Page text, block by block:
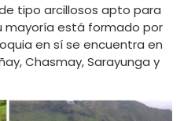
tipo arcillosos apto para
mayoría está formado por
en sí se encuentra en
Chasmay, Sarayunga y